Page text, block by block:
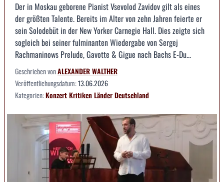
Der in Moskau geborene Pianist Vsevolod Zavidov gilt als eines
der größten Talente. Bereits im Alter von zehn Jahren feierte er
sein Solodebüt in der New Yorker Carnegie Hall. Dies zeigte sich
sogleich bei seiner fulminanten Wiedergabe von Sergej
Rachmaninows Prelude, Gavotte & Gigue nach Bachs E-Du...
Geschrieben vonALEXANDER WALTHER
Veröffentlichungsdatum:13.06.2026
Kategorien:KonzertKritikenLänderDeutschland